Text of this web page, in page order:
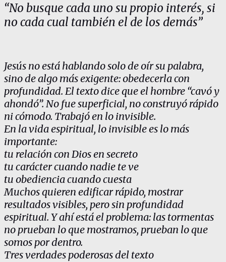
“No busque cada uno su propio interés, si
no cada cual también el de los demás”
Jesús no está hablando solo de oír su palabra,
sino de algo más exigente: obedecerla con
profundidad. El texto dice que el hombre “cavó y
ahondó”. No fue superficial, no construyó rápido
ni cómodo. Trabajó en lo invisible.
En la vida espiritual, lo invisible es lo más
importante:
tu relación con Dios en secreto
tu carácter cuando nadie te ve
tu obediencia cuando cuesta
Muchos quieren edificar rápido, mostrar
resultados visibles, pero sin profundidad
espiritual. Y ahí está el problema: las tormentas
no prueban lo que mostramos, prueban lo que
somos por dentro.
Tres verdades poderosas del texto